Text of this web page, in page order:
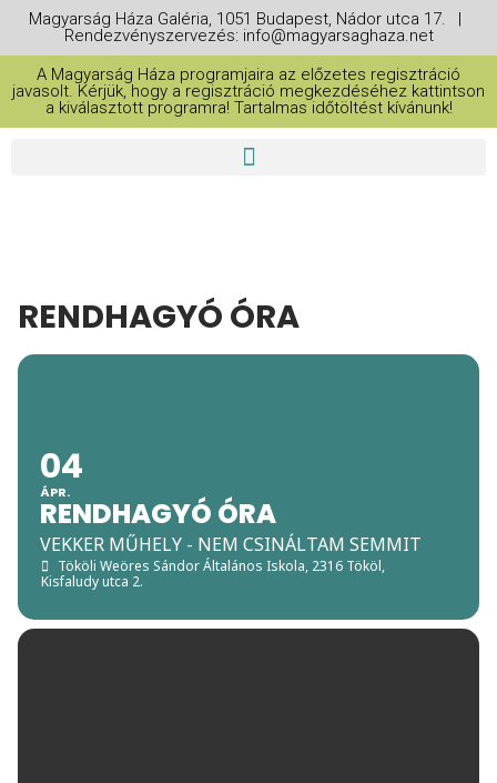
Magyarság Háza Galéria, 1051 Budapest, Nádor utca 17. |
Rendezvényszervezés: info@magyarsaghaza.net
A Magyarság Háza programjaira az előzetes regisztráció
javasolt. Kérjük, hogy a regisztráció megkezdéséhez kattintson
a kiválasztott programra! Tartalmas időtöltést kívánunk!
RENDHAGYÓ ÓRA
04
ÁPR.
RENDHAGYÓ ÓRA
VEKKER MŰHELY - NEM CSINÁLTAM SEMMIT
Tököli Weöres Sándor Általános Iskola, 2316 Tököl,
Kisfaludy utca 2.